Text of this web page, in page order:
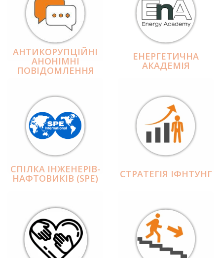
АНТИКОРУПЦІЙНІ
АНОНІМНІ
ПОВІДОМЛЕННЯ
ЕНЕРГЕТИЧНА
АКАДЕМІЯ
СПІЛКА ІНЖЕНЕРІВ-
НАФТОВИКІВ (SPE) СТРАТЕГІЯ ІФНТУНГ